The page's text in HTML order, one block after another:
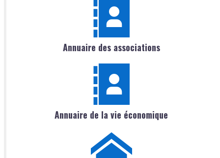
Annuaire des associations
Annuaire de la vie économique